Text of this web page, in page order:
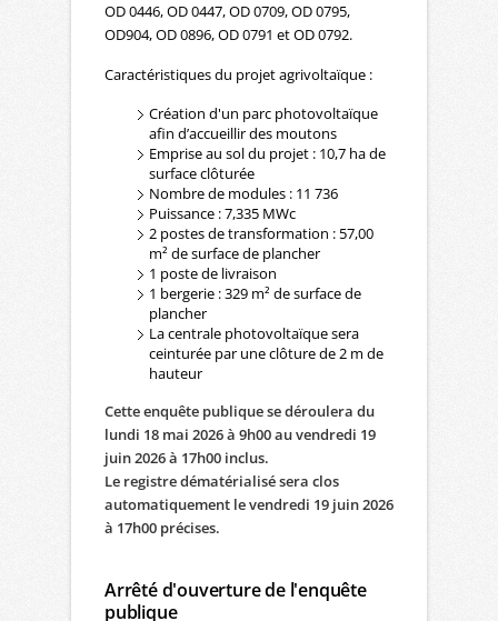
OD 0446, OD 0447, OD 0709, OD 0795,
OD904, OD 0896, OD 0791 et OD 0792.
Caractéristiques du projet agrivoltaïque :
Création d'un parc photovoltaïque
afin d’accueillir des moutons
Emprise au sol du projet : 10,7 ha de
surface clôturée
Nombre de modules : 11 736
Puissance : 7,335 MWc
2 postes de transformation : 57,00
m² de surface de plancher
1 poste de livraison
1 bergerie : 329 m² de surface de
plancher
La centrale photovoltaïque sera
ceinturée par une clôture de 2 m de
hauteur
Cette enquête publique se déroulera du
lundi 18 mai 2026 à 9h00 au vendredi 19
juin 2026 à 17h00 inclus.
Le registre dématérialisé sera clos
automatiquement le vendredi 19 juin 2026
à 17h00 précises.
Arrêté d'ouverture de l'enquête
publique